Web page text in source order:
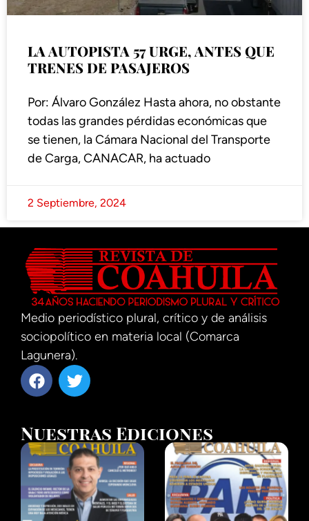
LA AUTOPISTA 57 URGE, ANTES QUE
TRENES DE PASAJEROS
Por: Álvaro González Hasta ahora, no obstante
todas las grandes pérdidas económicas que
se tienen, la Cámara Nacional del Transporte
de Carga, CANACAR, ha actuado
2 Septiembre, 2024
Medio periodístico plural, crítico y de análisis
sociopolítico en materia local (Comarca
Lagunera).
Nuestras Ediciones